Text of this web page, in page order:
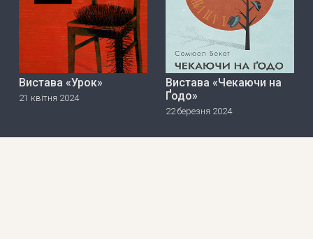
Вистава «Урок»
21 квітня 2024
Вистава «Чекаючи на
Ґодо»
22 березня 2024